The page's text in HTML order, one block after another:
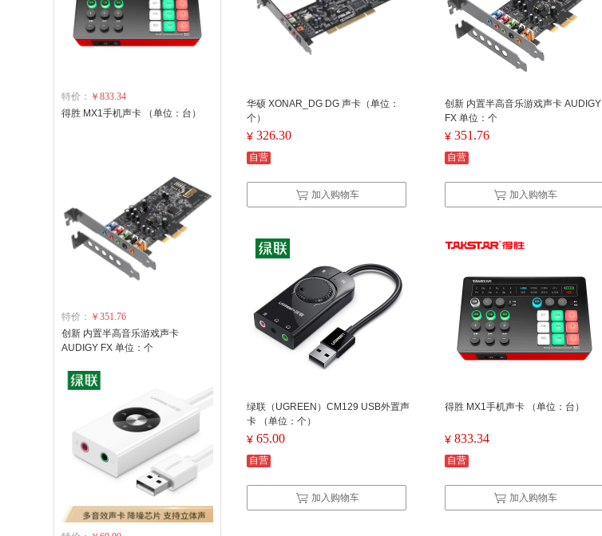
华硕 XONAR_DG DG 声卡（单位：
个）
¥ 326.30
自营
加入购物车
创新 内置半高音乐游戏声卡 AUDIGY
FX 单位：个
¥ 351.76
自营
加入购物车
绿联（UGREEN）CM129 USB外置声
卡 （单位：个）
¥ 65.00
自营
加入购物车
得胜 MX1手机声卡 （单位：台）
¥ 833.34
自营
加入购物车
特价： ￥833.34
得胜 MX1手机声卡 （单位：台）
特价： ￥351.76
创新 内置半高音乐游戏声卡
AUDIGY FX 单位：个